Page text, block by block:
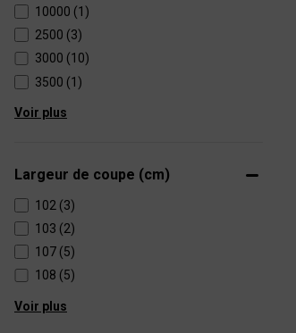
10000 (1)
2500 (3)
3000 (10)
3500 (1)
Voir plus
Largeur de coupe (cm)
102 (3)
103 (2)
107 (5)
108 (5)
Voir plus